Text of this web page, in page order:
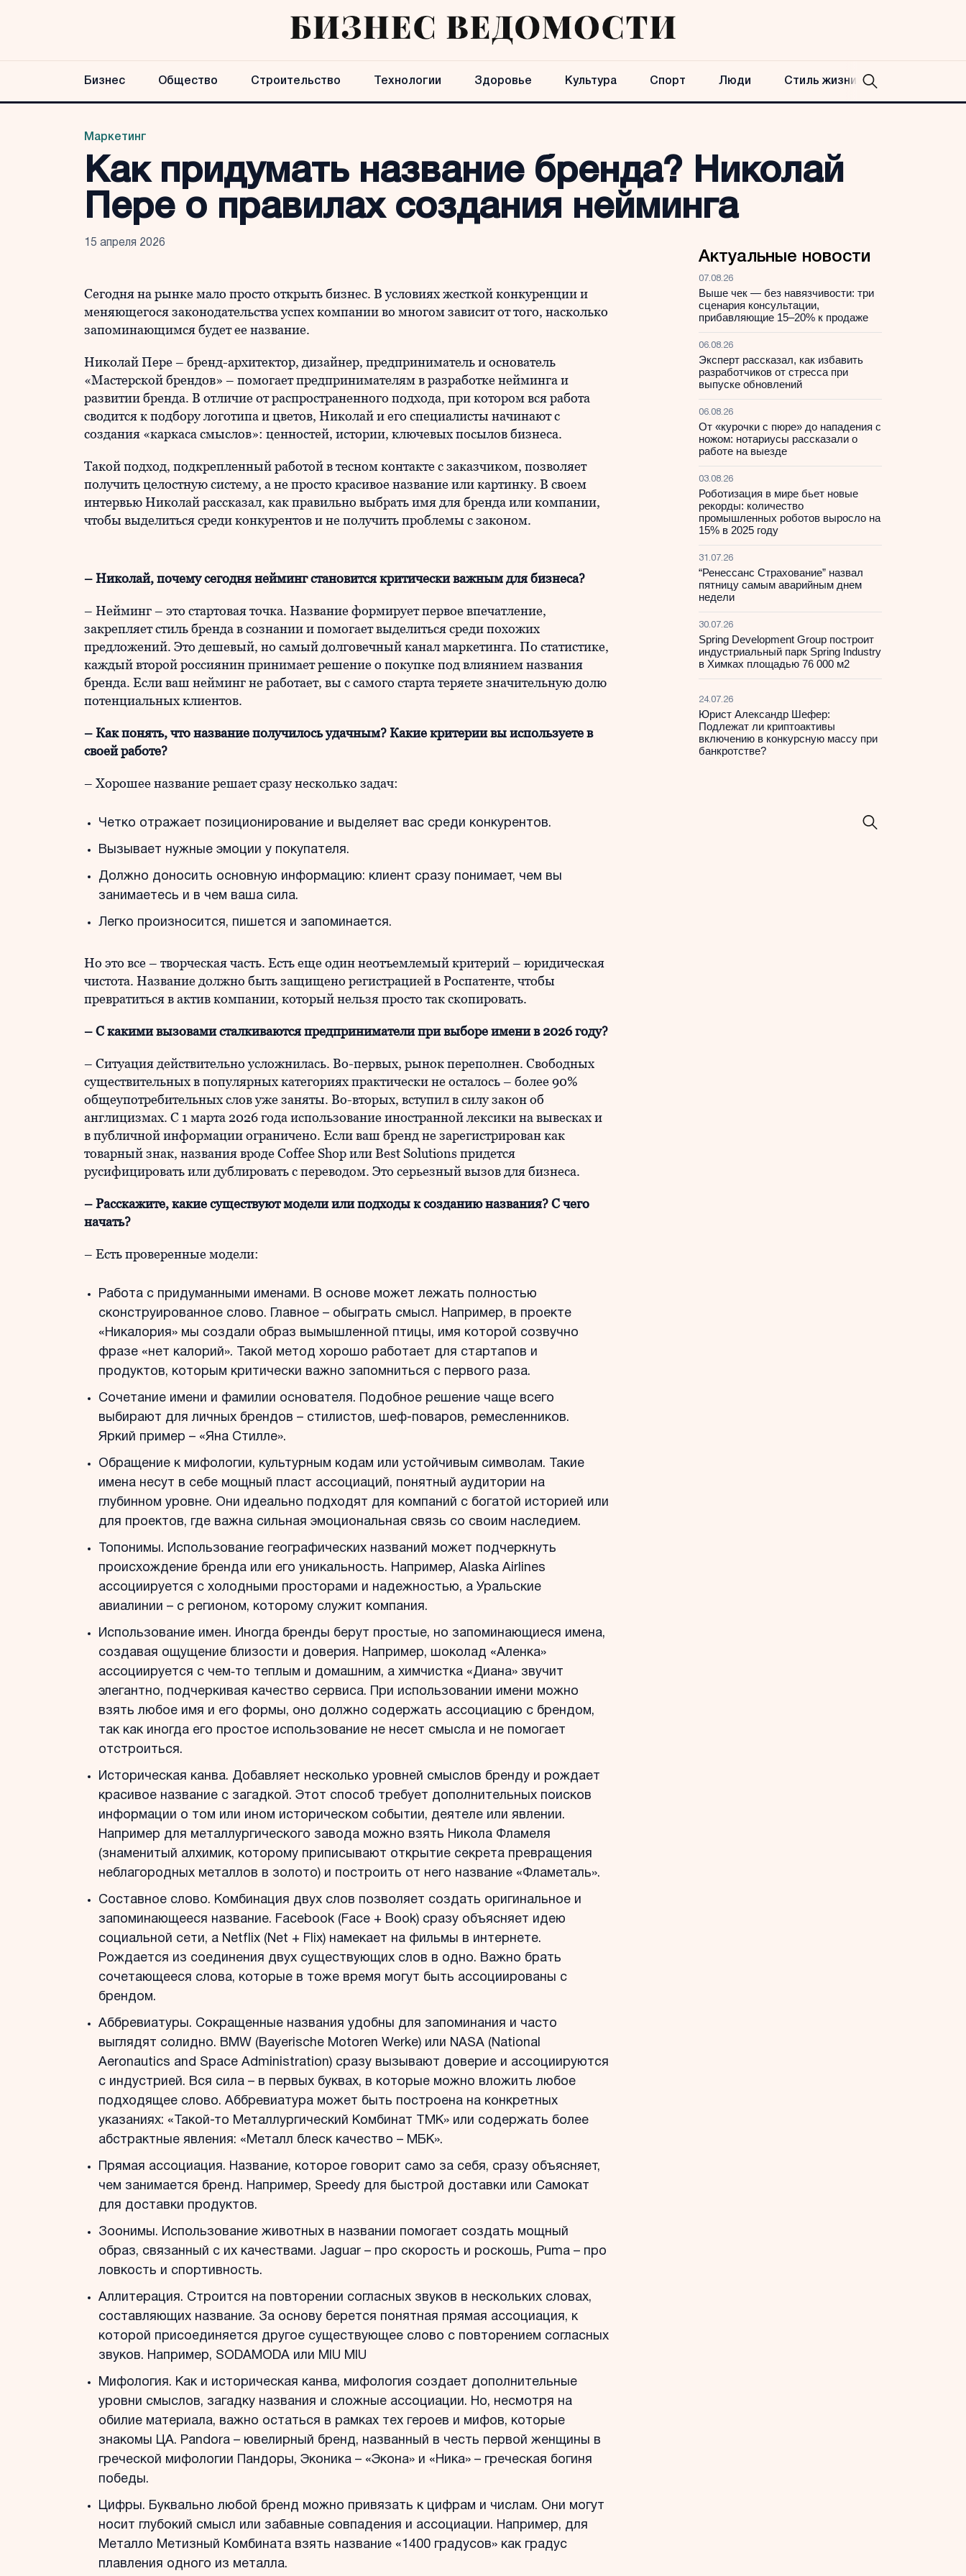
Бизнес Общество Строительство Технологии Здоровье Культура Спорт Люди Стиль жизни
Маркетинг
Как придумать название бренда? Николай
Пере о правилах создания нейминга
15 апреля 2026
Сегодня на рынке мало просто открыть бизнес. В условиях жесткой конкуренции и
меняющегося законодательства успех компании во многом зависит от того, насколько
запоминающимся будет ее название.
Николай Пере – бренд-архитектор, дизайнер, предприниматель и основатель
«Мастерской брендов» – помогает предпринимателям в разработке нейминга и
развитии бренда. В отличие от распространенного подхода, при котором вся работа
сводится к подбору логотипа и цветов, Николай и его специалисты начинают с
создания «каркаса смыслов»: ценностей, истории, ключевых посылов бизнеса.
Такой подход, подкрепленный работой в тесном контакте с заказчиком, позволяет
получить целостную систему, а не просто красивое название или картинку. В своем
интервью Николай рассказал, как правильно выбрать имя для бренда или компании,
чтобы выделиться среди конкурентов и не получить проблемы с законом.
– Николай, почему сегодня нейминг становится критически важным для бизнеса?
– Нейминг – это стартовая точка. Название формирует первое впечатление,
закрепляет стиль бренда в сознании и помогает выделиться среди похожих
предложений. Это дешевый, но самый долговечный канал маркетинга. По статистике,
каждый второй россиянин принимает решение о покупке под влиянием названия
бренда. Если ваш нейминг не работает, вы с самого старта теряете значительную долю
потенциальных клиентов.
– Как понять, что название получилось удачным? Какие критерии вы используете в
своей работе?
– Хорошее название решает сразу несколько задач:
Четко отражает позиционирование и выделяет вас среди конкурентов.
Вызывает нужные эмоции у покупателя.
Должно доносить основную информацию: клиент сразу понимает, чем вы
занимаетесь и в чем ваша сила.
Легко произносится, пишется и запоминается.
Но это все – творческая часть. Есть еще один неотъемлемый критерий – юридическая
чистота. Название должно быть защищено регистрацией в Роспатенте, чтобы
превратиться в актив компании, который нельзя просто так скопировать.
– С какими вызовами сталкиваются предприниматели при выборе имени в 2026 году?
– Ситуация действительно усложнилась. Во-первых, рынок переполнен. Свободных
существительных в популярных категориях практически не осталось – более 90%
общеупотребительных слов уже заняты. Во-вторых, вступил в силу закон об
англицизмах. С 1 марта 2026 года использование иностранной лексики на вывесках и
в публичной информации ограничено. Если ваш бренд не зарегистрирован как
товарный знак, названия вроде Coffee Shop или Best Solutions придется
русифицировать или дублировать с переводом. Это серьезный вызов для бизнеса.
– Расскажите, какие существуют модели или подходы к созданию названия? С чего
начать?
– Есть проверенные модели:
Работа с придуманными именами. В основе может лежать полностью
сконструированное слово. Главное – обыграть смысл. Например, в проекте
«Никалория» мы создали образ вымышленной птицы, имя которой созвучно
фразе «нет калорий». Такой метод хорошо работает для стартапов и
продуктов, которым критически важно запомниться с первого раза.
Сочетание имени и фамилии основателя. Подобное решение чаще всего
выбирают для личных брендов – стилистов, шеф-поваров, ремесленников.
Яркий пример – «Яна Стилле».
Обращение к мифологии, культурным кодам или устойчивым символам. Такие
имена несут в себе мощный пласт ассоциаций, понятный аудитории на
глубинном уровне. Они идеально подходят для компаний с богатой историей или
для проектов, где важна сильная эмоциональная связь со своим наследием.
Топонимы. Использование географических названий может подчеркнуть
происхождение бренда или его уникальность. Например, Alaska Airlines
ассоциируется с холодными просторами и надежностью, а Уральские
авиалинии – с регионом, которому служит компания.
Использование имен. Иногда бренды берут простые, но запоминающиеся имена,
создавая ощущение близости и доверия. Например, шоколад «Аленка»
ассоциируется с чем‐то теплым и домашним, а химчистка «Диана» звучит
элегантно, подчеркивая качество сервиса. При использовании имени можно
взять любое имя и его формы, оно должно содержать ассоциацию с брендом,
так как иногда его простое использование не несет смысла и не помогает
отстроиться.
Историческая канва. Добавляет несколько уровней смыслов бренду и рождает
красивое название с загадкой. Этот способ требует дополнительных поисков
информации о том или ином историческом событии, деятеле или явлении.
Например для металлургического завода можно взять Никола Фламеля
(знаменитый алхимик, которому приписывают открытие секрета превращения
неблагородных металлов в золото) и построить от него название «Фламеталь».
Составное слово. Комбинация двух слов позволяет создать оригинальное и
запоминающееся название. Facebook (Face + Book) сразу объясняет идею
социальной сети, а Netflix (Net + Flix) намекает на фильмы в интернете.
Рождается из соединения двух существующих слов в одно. Важно брать
сочетающееся слова, которые в тоже время могут быть ассоциированы с
брендом.
Аббревиатуры. Сокращенные названия удобны для запоминания и часто
выглядят солидно. BMW (Bayerische Motoren Werke) или NASA (National
Aeronautics and Space Administration) сразу вызывают доверие и ассоциируются
с индустрией. Вся сила – в первых буквах, в которые можно вложить любое
подходящее слово. Аббревиатура может быть построена на конкретных
указаниях: «Такой-то Металлургический Комбинат ТМК» или содержать более
абстрактные явления: «Металл блеск качество – МБК».
Прямая ассоциация. Название, которое говорит само за себя, сразу объясняет,
чем занимается бренд. Например, Speedy для быстрой доставки или Самокат
для доставки продуктов.
Зоонимы. Использование животных в названии помогает создать мощный
образ, связанный с их качествами. Jaguar – про скорость и роскошь, Puma – про
ловкость и спортивность.
Аллитерация. Строится на повторении согласных звуков в нескольких словах,
составляющих название. За основу берется понятная прямая ассоциация, к
которой присоединяется другое существующее слово с повторением согласных
звуков. Например, SODAMODA или MIU MIU
Мифология. Как и историческая канва, мифология создает дополнительные
уровни смыслов, загадку названия и сложные ассоциации. Но, несмотря на
обилие материала, важно остаться в рамках тех героев и мифов, которые
знакомы ЦА. Pandora – ювелирный бренд, названный в честь первой женщины в
греческой мифологии Пандоры, Эконика – «Экона» и «Ника» – греческая богиня
победы.
Цифры. Буквально любой бренд можно привязать к цифрам и числам. Они могут
носит глубокий смысл или забавные совпадения и ассоциации. Например, для
Металло Метизный Комбината взять название «1400 градусов» как градус
плавления одного из металла.
Актуальные новости
07.08.26
Выше чек — без навязчивости: три
сценария консультации,
прибавляющие 15–20% к продаже
06.08.26
Эксперт рассказал, как избавить
разработчиков от стресса при
выпуске обновлений
06.08.26
От «курочки с пюре» до нападения с
ножом: нотариусы рассказали о
работе на выезде
03.08.26
Роботизация в мире бьет новые
рекорды: количество
промышленных роботов выросло на
15% в 2025 году
31.07.26
“Ренессанс Страхование” назвал
пятницу самым аварийным днем
недели
30.07.26
Spring Development Group построит
индустриальный парк Spring Industry
в Химках площадью 76 000 м2
24.07.26
Юрист Александр Шефер:
Подлежат ли криптоактивы
включению в конкурсную массу при
банкротстве?